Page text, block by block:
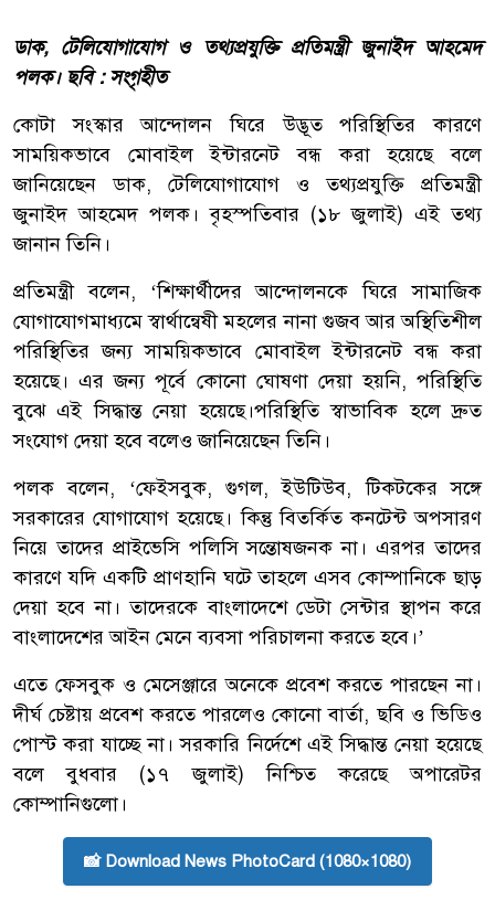
ডাক, টেলিযোগাযোগ ও তথ্যপ্রযুক্তি প্রতিমন্ত্রী জুনাইদ আহমেদ
পলক। ছবি : সংগৃহীত
কোটা সংস্কার আন্দোলন ঘিরে উদ্ভূত পরিস্থিতির কারণে
সাময়িকভাবে মোবাইল ইন্টারনেট বন্ধ করা হয়েছে বলে
জানিয়েছেন ডাক, টেলিযোগাযোগ ও তথ্যপ্রযুক্তি প্রতিমন্ত্রী
জুনাইদ আহমেদ পলক। বৃহস্পতিবার (১৮ জুলাই) এই তথ্য
জানান তিনি।
প্রতিমন্ত্রী বলেন, ‘শিক্ষার্থীদের আন্দোলনকে ঘিরে সামাজিক
যোগাযোগমাধ্যমে স্বার্থান্বেষী মহলের নানা গুজব আর অস্থিতিশীল
পরিস্থিতির জন্য সাময়িকভাবে মোবাইল ইন্টারনেট বন্ধ করা
হয়েছে। এর জন্য পূর্বে কোনো ঘোষণা দেয়া হয়নি, পরিস্থিতি
বুঝে এই সিদ্ধান্ত নেয়া হয়েছে।পরিস্থিতি স্বাভাবিক হলে দ্রুত
সংযোগ দেয়া হবে বলেও জানিয়েছেন তিনি।
পলক বলেন, ‘ফেইসবুক, গুগল, ইউটিউব, টিকটকের সঙ্গে
সরকারের যোগাযোগ হয়েছে। কিন্তু বিতর্কিত কনটেন্ট অপসারণ
নিয়ে তাদের প্রাইভেসি পলিসি সন্তোষজনক না। এরপর তাদের
কারণে যদি একটি প্রাণহানি ঘটে তাহলে এসব কোম্পানিকে ছাড়
দেয়া হবে না। তাদেরকে বাংলাদেশে ডেটা সেন্টার স্থাপন করে
বাংলাদেশের আইন মেনে ব্যবসা পরিচালনা করতে হবে।’
এতে ফেসবুক ও মেসেঞ্জারে অনেকে প্রবেশ করতে পারছেন না।
দীর্ঘ চেষ্টায় প্রবেশ করতে পারলেও কোনো বার্তা, ছবি ও ভিডিও
পোস্ট করা যাচ্ছে না। সরকারি নির্দেশে এই সিদ্ধান্ত নেয়া হয়েছে
বলে বুধবার (১৭ জুলাই) নিশ্চিত করেছে অপারেটর
কোম্পানিগুলো।
📸 Download News PhotoCard (1080×1080)